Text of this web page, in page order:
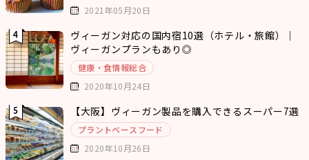
2021年05月20日
ヴィーガン対応の国内宿10選（ホテル・旅館）｜
ヴィーガンプランもあり◎
健康・食情報総合
2020年10月24日
【大阪】ヴィーガン製品を購入できるスーパー7選
プラントベースフード
2020年10月26日